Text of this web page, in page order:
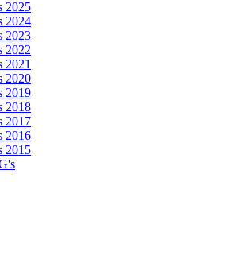
2025
2024
2023
2022
2021
2020
2019
2018
2017
2016
2015